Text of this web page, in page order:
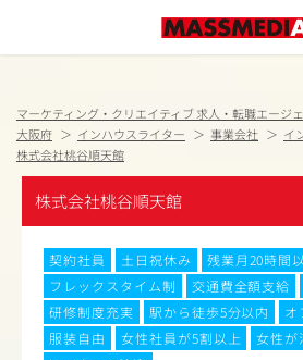
マーケティング・クリエイティブ 求人・転職エージ
大阪府
インハウスライター 事業会社
イ
株式会社桃谷順天館
株式会社桃谷順天館
契約社員 土日祝休み
残業月20時間
フレックスタイム制
交通費全額支給
研修制度充実
駅から徒歩5分以内
オ
服装自由
女性社員が5割以上
女性が